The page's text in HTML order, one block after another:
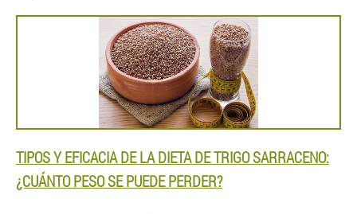
TIPOS Y EFICACIA DE LA DIETA DE TRIGO SARRACENO:
¿CUÁNTO PESO SE PUEDE PERDER?